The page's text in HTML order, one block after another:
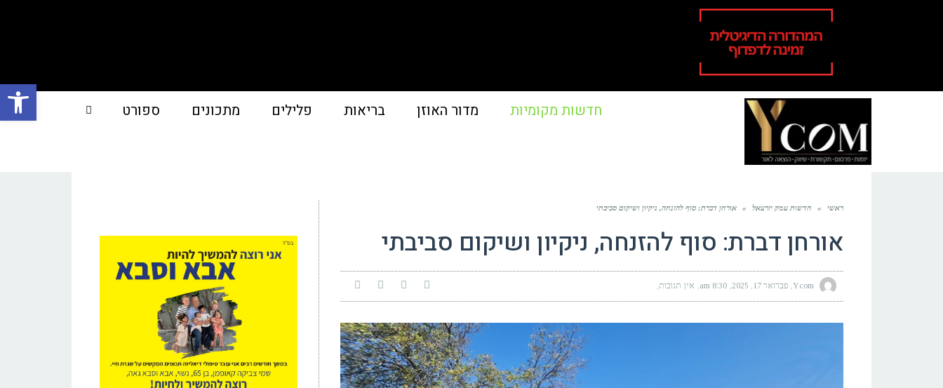
פתח
חדשות מקומיות מדור האוזן בריאות פלילים מתכונים ספורט
ראשי » חדשות עמק יזרעאל » אורחן דברת: סוף להזנחה, ניקיון ושיקום סביבתי
אורחן דברת: סוף להזנחה, ניקיון ושיקום סביבתי
Ycom פברואר 17, 2025 8:30 am אין תגובות